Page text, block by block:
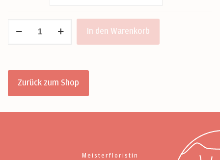
Strelitzie
In den Warenkorb
Zurück zum Shop
Meisterfloristin